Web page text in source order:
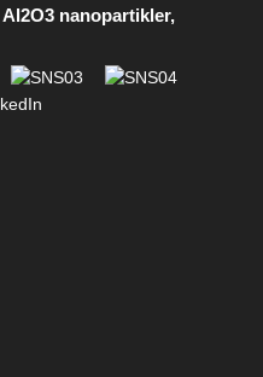
Al2O3 nanopartikler,